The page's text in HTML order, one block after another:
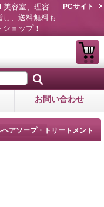
美容室、理容
、送料無料も
ョップ！
PCサイト
お問い合わせ
アソープ・トリートメント